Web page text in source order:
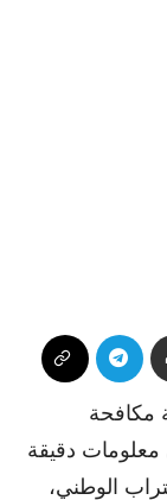
مكافحة
معلومات دقيقة
الوطني،